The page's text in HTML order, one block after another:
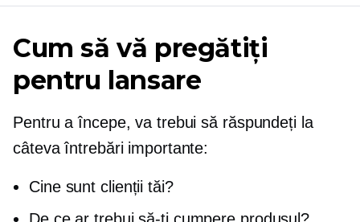
Cum să vă pregătiți
pentru lansare
Pentru a începe, va trebui să răspundeți la
câteva întrebări importante:
Cine sunt clienții tăi?